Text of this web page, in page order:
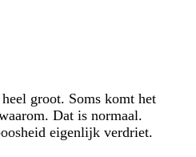
groot. Soms komt het
Dat is normaal.
eigenlijk verdriet.